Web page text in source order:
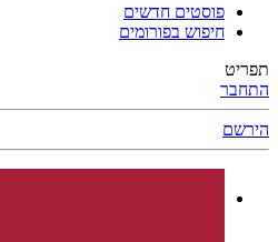
פוסטים חדשים
חיפוש בפורומים
תפריט
התחבר
הירשם